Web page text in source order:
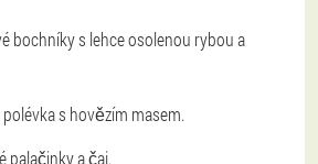
bochníky s lehce osolenou rybou a
s hovězím masem.
palačinky a čaj.